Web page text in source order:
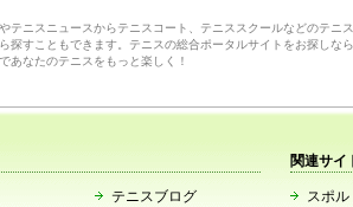
ニスニュースからテニスコート、テニススクールなどのテニ
すこともできます。テニスの総合ポータルサイトをお探しな
あなたのテニスをもっと楽しく！
テニスブログ
関連サイ
スポル